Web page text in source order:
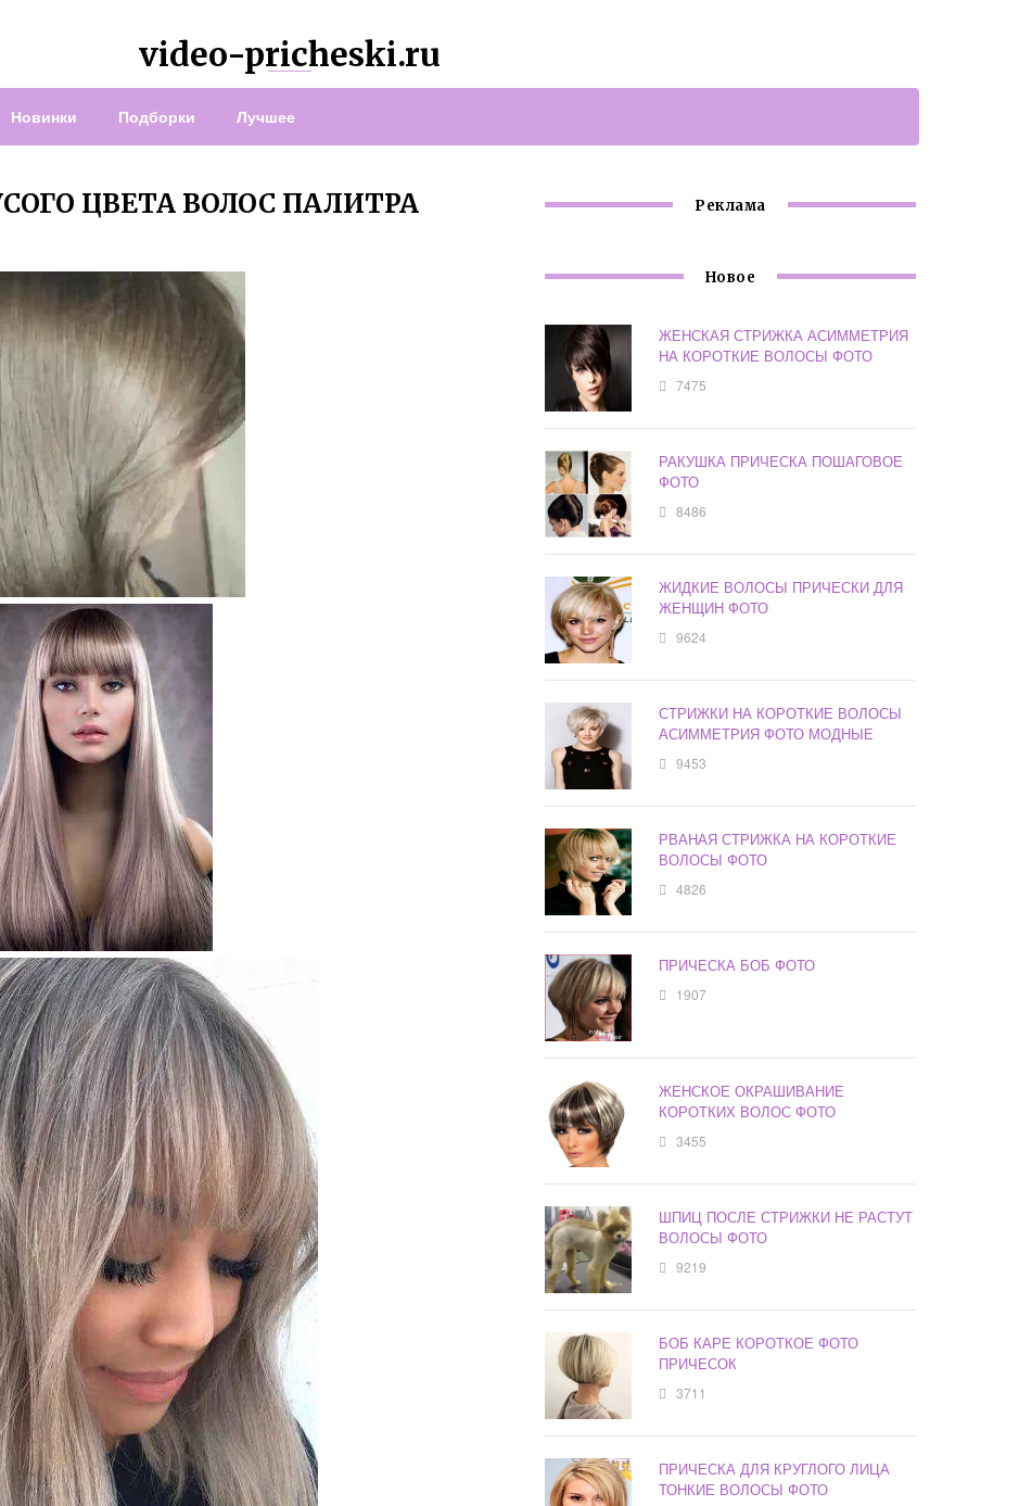
video-pricheski.ru
Новинки Подборки Лучшее
ЦВЕТА ВОЛОС ПАЛИТРА
Реклама
Новое
ЖЕНСКАЯ СТРИЖКА АСИММЕТРИЯ
НА КОРОТКИЕ ВОЛОСЫ ФОТО
7475
РАКУШКА ПРИЧЕСКА ПОШАГОВОЕ
ФОТО
8486
ЖИДКИЕ ВОЛОСЫ ПРИЧЕСКИ ДЛЯ
ЖЕНЩИН ФОТО
9624
СТРИЖКИ НА КОРОТКИЕ ВОЛОСЫ
АСИММЕТРИЯ ФОТО МОДНЫЕ
9453
РВАНАЯ СТРИЖКА НА КОРОТКИЕ
ВОЛОСЫ ФОТО
4826
ПРИЧЕСКА БОБ ФОТО
1907
ЖЕНСКОЕ ОКРАШИВАНИЕ
КОРОТКИХ ВОЛОС ФОТО
3455
ШПИЦ ПОСЛЕ СТРИЖКИ НЕ РАСТУТ
ВОЛОСЫ ФОТО
9219
БОБ КАРЕ КОРОТКОЕ ФОТО
ПРИЧЕСОК
3711
ПРИЧЕСКА ДЛЯ КРУГЛОГО ЛИЦА
ТОНКИЕ ВОЛОСЫ ФОТО